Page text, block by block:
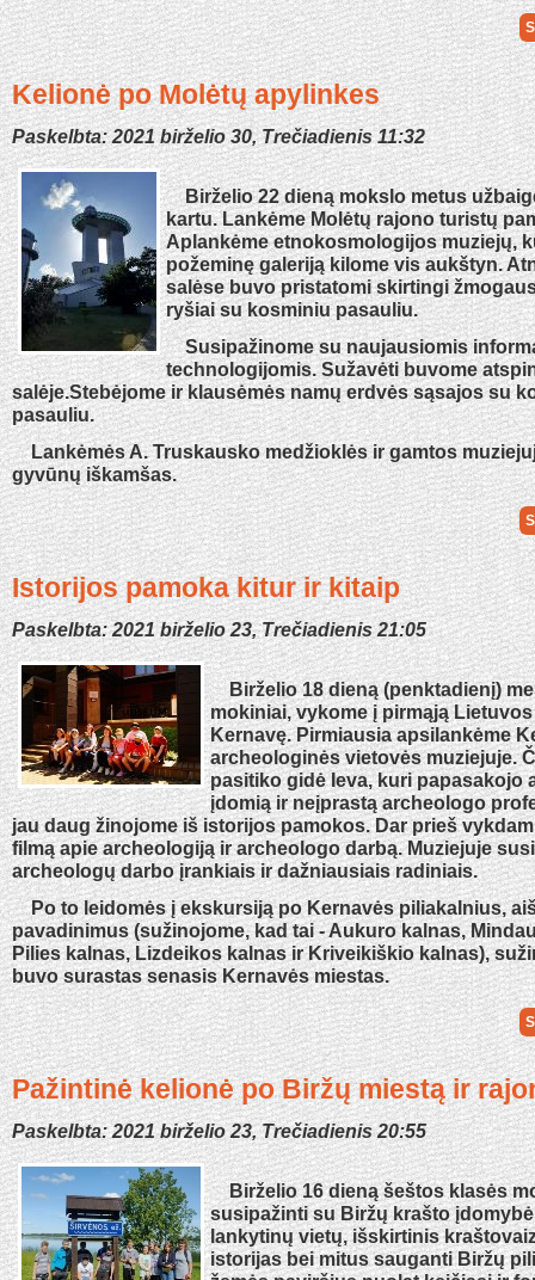
Kelionė po Molėtų apylinkes
Paskelbta: 2021 birželio 30, Trečiadienis 11:32
Birželio 22 dieną mokslo metus
kartu. Lankėme Molėtų rajono turistų
Aplankėme etnokosmologijos muziejų,
požeminę galeriją kilome vis aukštyn.
salėse buvo pristatomi skirtingi
ryšiai su kosminiu pasauliu.
Susipažinome su naujausiomis
technologijomis. Sužavėti buvome
salėje.Stebėjome ir klausėmės namų erdvės sąsajos su
pasauliu.
Lankėmės A. Truskausko medžioklės ir gamtos
gyvūnų iškamšas.
Istorijos pamoka kitur ir kitaip
Paskelbta: 2021 birželio 23, Trečiadienis 21:05
Birželio 18 dieną (penktadienį)
mokiniai, vykome į pirmąją
Kernavę. Pirmiausia apsilankėme
archeologinės vietovės muziejuje.
pasitiko gidė Ieva, kuri papasakojo
įdomią ir neįprastą archeologo
jau daug žinojome iš istorijos pamokos. Dar prieš
filmą apie archeologiją ir archeologo darbą. Muziejuje
archeologų darbo įrankiais ir dažniausiais radiniais.
Po to leidomės į ekskursiją po Kernavės piliakalnius,
pavadinimus (sužinojome, kad tai - Aukuro kalnas,
Pilies kalnas, Lizdeikos kalnas ir Kriveikiškio kalnas),
buvo surastas senasis Kernavės miestas.
Pažintinė kelionė po Biržų miestą ir
Paskelbta: 2021 birželio 23, Trečiadienis 20:55
Birželio 16 dieną šeštos klasės
susipažinti su Biržų krašto
lankytinų vietų, išskirtinis
istorijas bei mitus sauganti Biržų